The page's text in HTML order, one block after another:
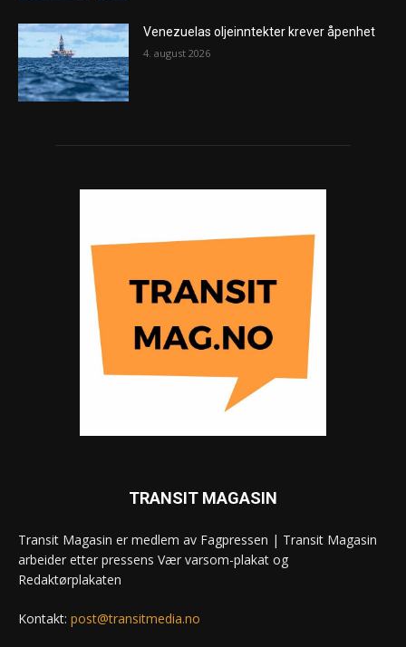
Venezuelas oljeinntekter krever åpenhet
4. august 2026
TRANSIT MAGASIN
Transit Magasin er medlem av Fagpressen | Transit Magasin
arbeider etter pressens Vær varsom-plakat og
Redaktørplakaten
Kontakt: post@transitmedia.no